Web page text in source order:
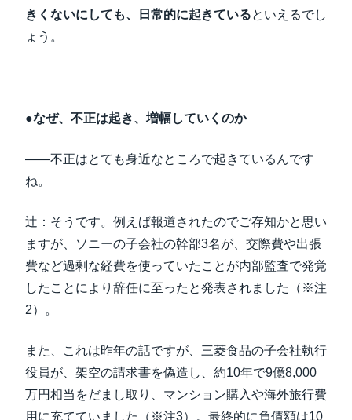
きくないにしても、日常的に起きているといえるでし
ょう。
●なぜ、不正は起き、増幅していくのか
――不正はとても身近なところで起きているんです
ね。
辻：そうです。例えば報道されたのでご存知かと思い
ますが、ソニーの子会社の幹部3名が、交際費や出張
費など過剰な経費を使っていたことが内部監査で発覚
したことにより辞任に至ったと発表されました（※注
2）。
また、これは昨年の話ですが、三菱食品の子会社執行
役員が、架空の請求書を偽造し、約10年で9億8,000
万円相当をだまし取り、マンション購入や海外旅行費
用に充てていました（※注3）。最終的に負債額は10